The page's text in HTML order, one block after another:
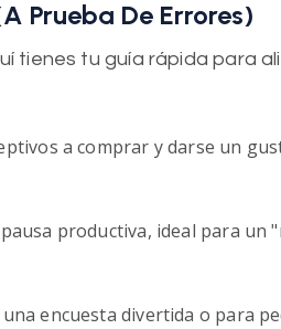
Prueba De Errores)
tienes tu guía rápida para
a comprar y darse un
productiva, ideal para un
encuesta divertida o para